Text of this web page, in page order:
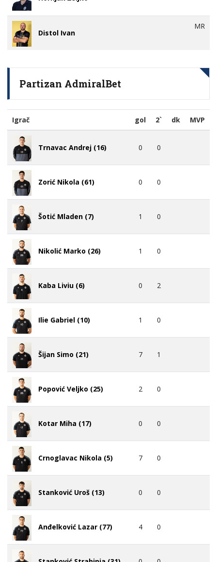
Distol Ivan
MR
Partizan AdmiralBet
Igrač gol 2` dk MVP
Trnavac Andrej (16) 0 0
Zorić Nikola (61) 0 0
Šotić Mladen (7) 1 0
Nikolić Marko (26) 1 0
Kaba Liviu (6) 0 2
Ilie Gabriel (10) 1 0
Šijan Simo (21) 7 1
Popović Veljko (25) 2 0
Kotar Miha (17) 0 0
Crnoglavac Nikola (5) 7 0
Stanković Uroš (13) 0 0
Anđelković Lazar (77) 4 0